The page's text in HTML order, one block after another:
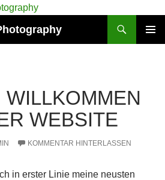
WEBSITE
KOMMENTAR HINTERLASSEN
in erster Linie meine neusten